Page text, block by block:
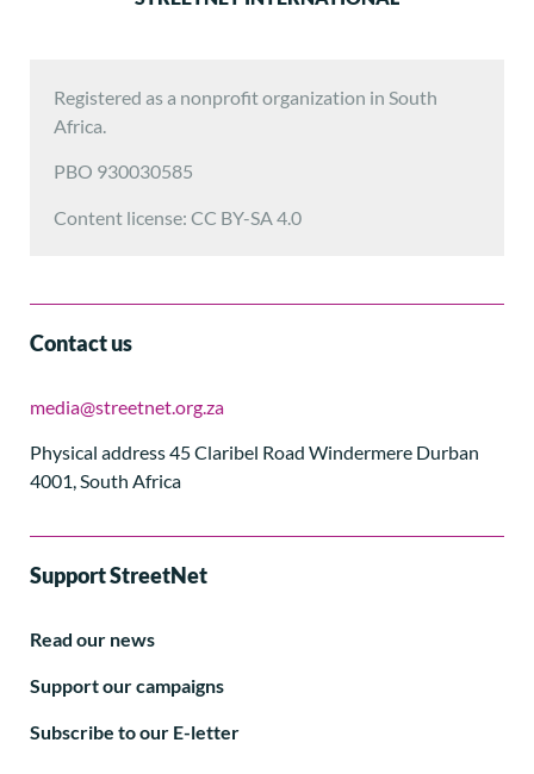
Registered as a nonprofit organization in South
Africa.
PBO 930030585
Content license: CC BY-SA 4.0
Contact us
media@streetnet.org.za
Physical address 45 Claribel Road Windermere Durban
4001, South Africa
Support StreetNet
Read our news
Support our campaigns
Subscribe to our E-letter